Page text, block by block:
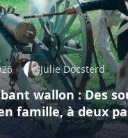
Julie Docsterd
wallon : Des
famille, à deux